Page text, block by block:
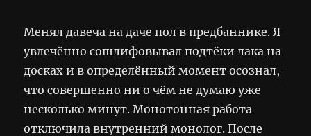
Менял давеча на даче пол в предбаннике. Я
увлечённо сошлифовывал подтёки лака на
досках и в определённый момент осознал,
что совершенно ни о чём не думаю уже
несколько минут. Монотонная работа
отключила внутренний монолог. После